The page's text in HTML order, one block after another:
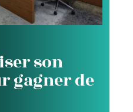
son
gagner de